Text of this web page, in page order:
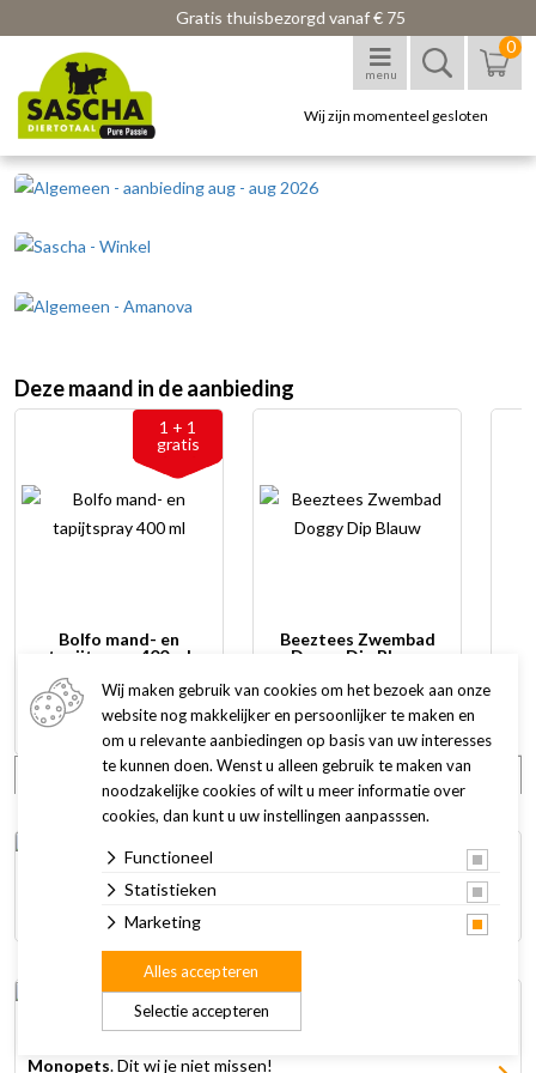
Gratis thuisbezorgd vanaf € 75
menu
0
Wij zijn momenteel gesloten
Deze maand in de aanbieding
1 + 1
gratis
Bolfo mand- en
tapijtspray 400 ml
15,95
Beeztees Zwembad
Doggy Dip Blauw
12,95
1 variant
Bekijk alle aanbiedingen
2 multipacksRoyal Canin voor je hond of kat en krijg er
1 helemaal gratis.
Monopets. Dit wi je niet missen!
Wij maken gebruik van cookies om het bezoek aan onze
website nog makkelijker en persoonlijker te maken en
om u relevante aanbiedingen op basis van uw interesses
te kunnen doen. Wenst u alleen gebruik te maken van
noodzakelijke cookies of wilt u meer informatie over
cookies, dan kunt u uw instellingen aanpasssen.
Functioneel
Statistieken
Marketing
Selectie accepteren
Alles accepteren